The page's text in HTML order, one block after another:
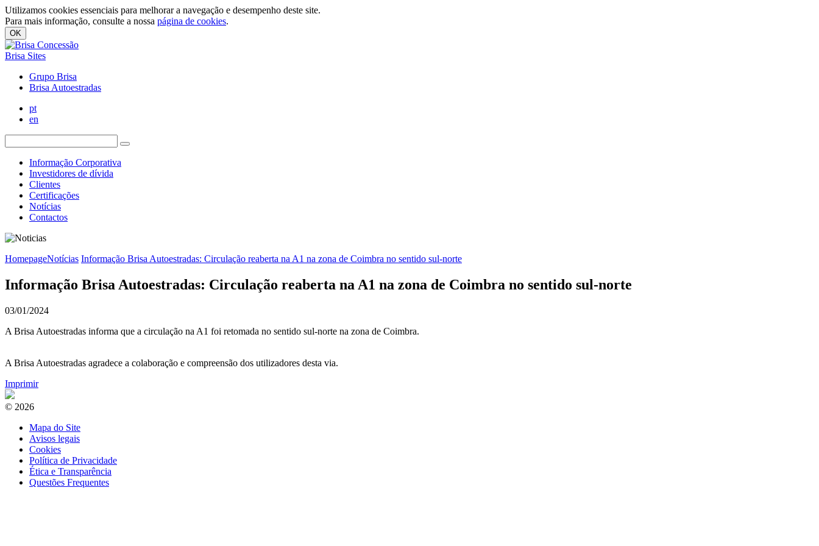
Utilizamos cookies essenciais para melhorar a navegação e desempenho deste site.
Para mais informação, consulte a nossa página de cookies.
OK
Brisa Sites
Grupo Brisa
Brisa Autoestradas
pt
en
Informação Corporativa
Investidores de dívida
Clientes
Certificações
Notícias
Contactos
HomepageNotícias Informação Brisa Autoestradas: Circulação reaberta na A1 na zona de Coimbra no sentido sul-norte
Informação Brisa Autoestradas: Circulação reaberta na A1 na zona de Coimbra no sentido sul-norte
03/01/2024
A Brisa Autoestradas informa que a circulação na A1 foi retomada no sentido sul-norte na zona de Coimbra.
A Brisa Autoestradas agradece a colaboração e compreensão dos utilizadores desta via.
Imprimir
© 2026
Mapa do Site
Avisos legais
Cookies
Política de Privacidade
Ética e Transparência
Questões Frequentes